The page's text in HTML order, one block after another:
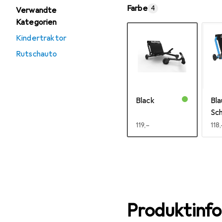
Verwandte
Kategorien
Kindertraktor
Rutschauto
Farbe 4
Black
EUR
119,–